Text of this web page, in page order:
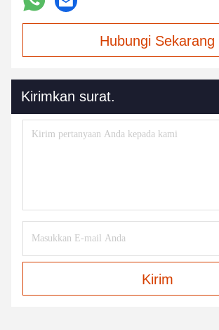
Hubungi Sekarang
Kirimkan surat.
Kirim